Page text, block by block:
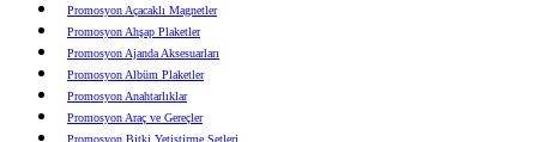
Promosyon Açacaklı Magnetler
Promosyon Ahşap Plaketler
Promosyon Ajanda Aksesuarları
Promosyon Albüm Plaketler
Promosyon Anahtarlıklar
Promosyon Araç ve Gereçler
Promosyon Bitki Yetiştirme Setleri